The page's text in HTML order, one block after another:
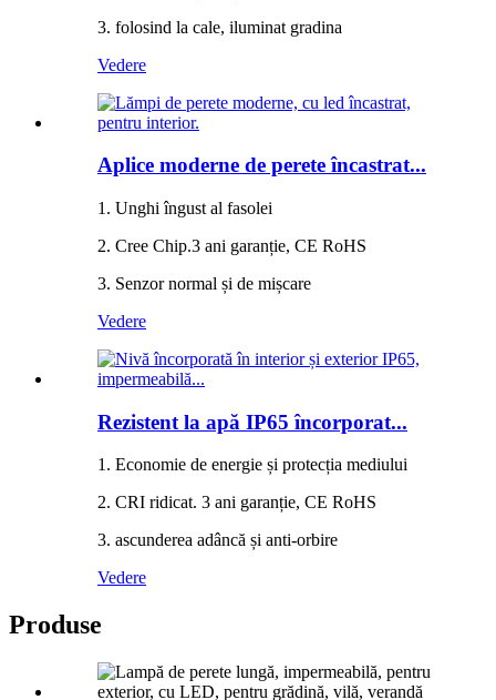
3. folosind la cale, iluminat gradina
Vedere
Aplice moderne de perete încastrat...
1. Unghi îngust al fasolei
2. Cree Chip.3 ani garanție, CE RoHS
3. Senzor normal și de mișcare
Vedere
Rezistent la apă IP65 încorporat...
1. Economie de energie și protecția mediului
2. CRI ridicat. 3 ani garanție, CE RoHS
3. ascunderea adâncă și anti-orbire
Vedere
Produse